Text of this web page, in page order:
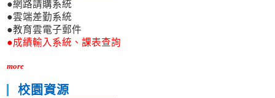
●網路請購系統
●雲端差勤系統
●教育雲電子郵件
●成績輸入系統、課表查詢
more
校園資源